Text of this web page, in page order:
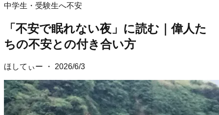
中学生・受験生へ不安
「不安で眠れない夜」に読む｜偉人た
ちの不安との付き合い方
ほしてぃー ・ 2026/6/3